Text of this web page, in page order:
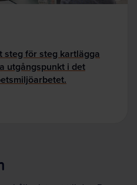
för steg kartlägga
utgångspunkt i det